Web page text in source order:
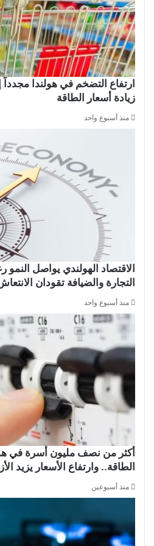
زيادة أسعار الطاقة
منذ أسبوع واحد
الاقتصاد الهولندي يواصل النمو
التجارة والضيافة تقودان
منذ أسبوع واحد
أكثر من نصف مليون أسرة في
الطاقة.. وارتفاع الأسعار يزيد
منذ أسبوعين